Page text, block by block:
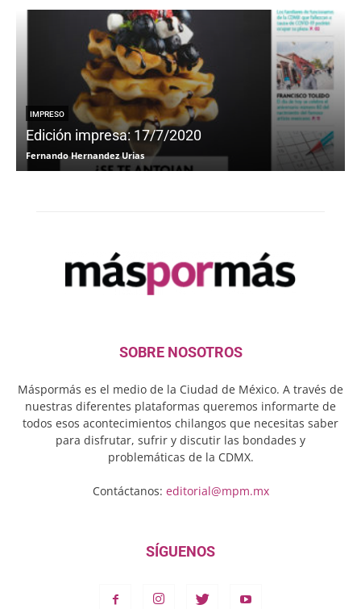
IMPRESO
Edición impresa: 17/7/2020
Fernando Hernandez Urias
SOBRE NOSOTROS
Máspormás es el medio de la Ciudad de México. A través de
nuestras diferentes plataformas queremos informarte de
todos esos acontecimientos chilangos que necesitas saber
para disfrutar, sufrir y discutir las bondades y
problemáticas de la CDMX.
Contáctanos: editorial@mpm.mx
SÍGUENOS